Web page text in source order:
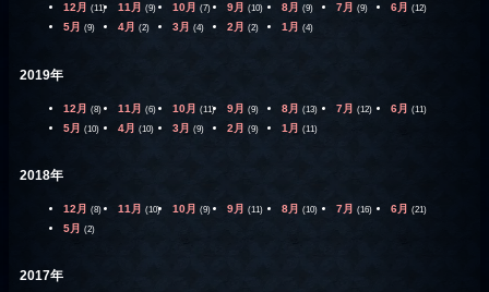
12月 (11) 11月 (9) 10月 (7) 9月 (10) 8月 (9) 7月 (9) 6月 (12)
5月 (9) 4月 (2) 3月 (4) 2月 (2) 1月 (4)
2019年
12月 (8) 11月 (6) 10月 (11) 9月 (9) 8月 (13) 7月 (12) 6月 (11)
5月 (10) 4月 (10) 3月 (9) 2月 (9) 1月 (11)
2018年
12月 (8) 11月 (10) 10月 (9) 9月 (11) 8月 (10) 7月 (16) 6月 (21)
5月 (2)
2017年